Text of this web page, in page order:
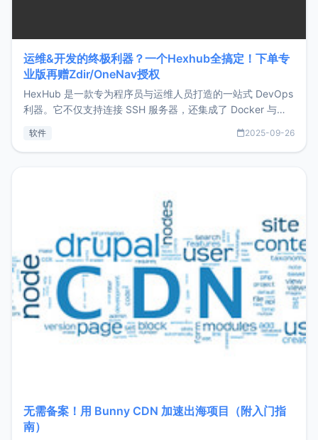
运维&开发的终极利器？一个Hexhub全搞定！下单专
业版再赠Zdir/OneNav授权
HexHub 是一款专为程序员与运维人员打造的一站式 DevOps
利器。它不仅支持连接 SSH 服务器，还集成了 Docker 与常
件间频繁切换，仅凭 HexHub 即可同时搞定运维与数据库操
软件 2025-09-26
无需备案！用 Bunny CDN 加速出海项目（附入门指
南）